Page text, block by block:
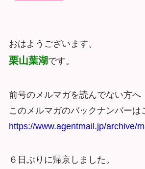
おはようございます、
栗山葉湖です。
前号のメルマガを読んでない方へ
このメルマガのバックナンバーは
https://www.agentmail.jp/archive/
６日ぶりに帰京しました。